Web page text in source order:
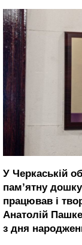
У Черкаській
пам’ятну
працював і
Анатолій
з дня